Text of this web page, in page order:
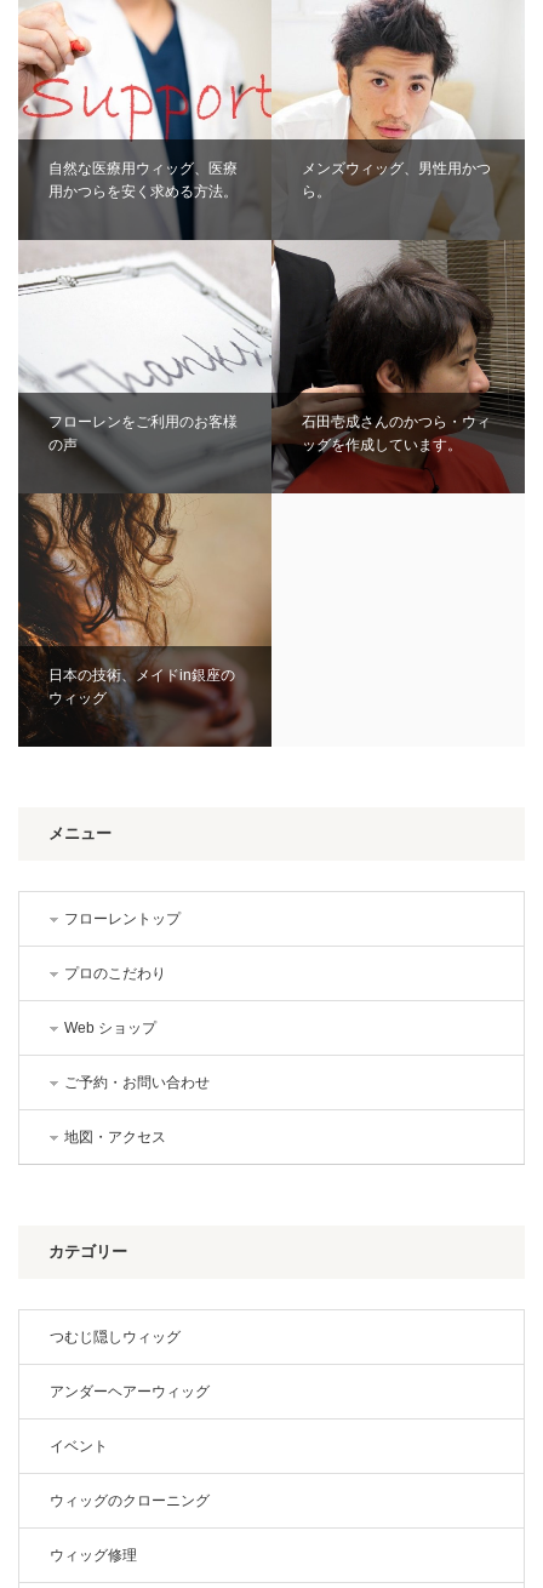
自然な医療用ウィッグ、医療
用かつらを安く求める方法。
メンズウィッグ、男性用かつ
ら。
フローレンをご利用のお客様
の声
石田壱成さんのかつら・ウィ
ッグを作成しています。
日本の技術、メイドin銀座の
ウィッグ
メニュー
フローレントップ
プロのこだわり
Web ショップ
ご予約・お問い合わせ
地図・アクセス
カテゴリー
つむじ隠しウィッグ
アンダーヘアーウィッグ
イベント
ウィッグのクローニング
ウィッグ修理